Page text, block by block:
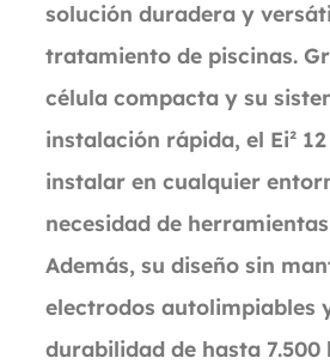
solución duradera y
tratamiento de piscinas.
célula compacta y su
instalación rápida, el Ei²
instalar en cualquier
necesidad de
Además, su diseño sin
electrodos autolimpiables
durabilidad de hasta 7.500